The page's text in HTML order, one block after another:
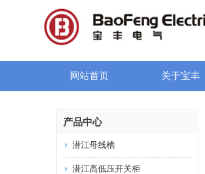
网站首页 关于宝丰
产品中心
潜江母线槽
潜江高低压开关柜